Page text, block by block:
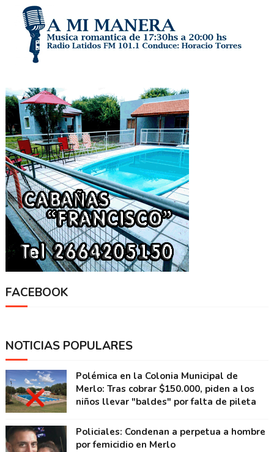
FACEBOOK
NOTICIAS POPULARES
Polémica en la Colonia Municipal de
Merlo: Tras cobrar $150.000, piden a los
niños llevar "baldes" por falta de pileta
Policiales: Condenan a perpetua a hombre
por femicidio en Merlo